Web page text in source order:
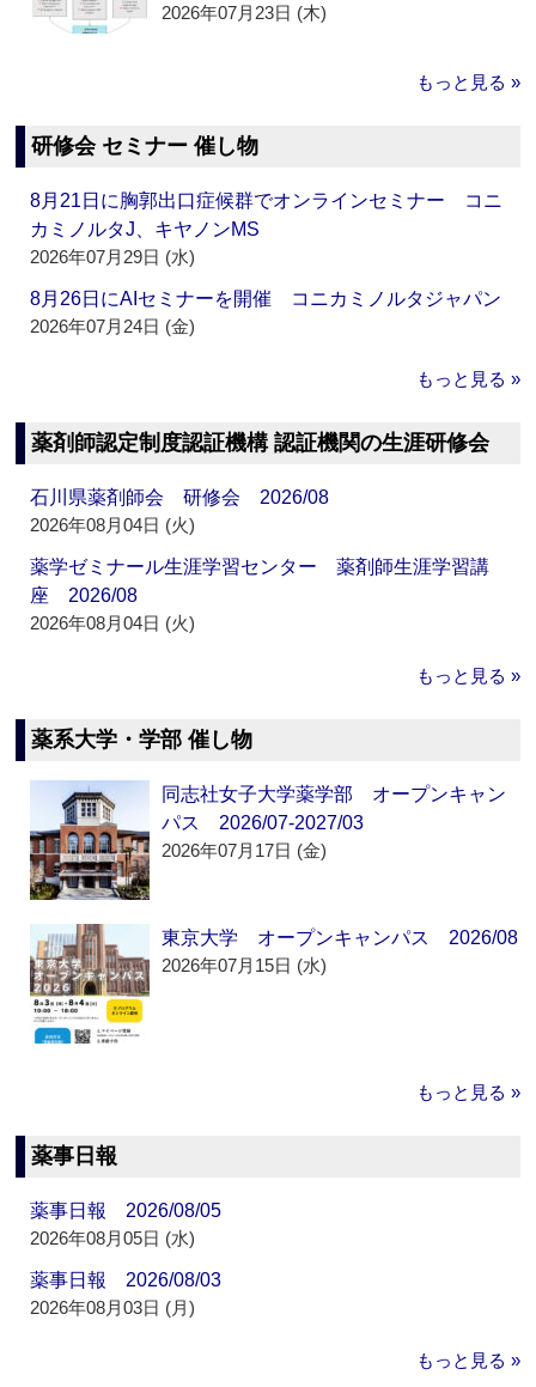
2026年07月23日 (木)
もっと見る »
研修会 セミナー 催し物
8月21日に胸郭出口症候群でオンラインセミナー コニ
カミノルタJ、キヤノンMS
2026年07月29日 (水)
8月26日にAIセミナーを開催 コニカミノルタジャパン
2026年07月24日 (金)
もっと見る »
薬剤師認定制度認証機構 認証機関の生涯研修会
石川県薬剤師会 研修会 2026/08
2026年08月04日 (火)
薬学ゼミナール生涯学習センター 薬剤師生涯学習講
座 2026/08
2026年08月04日 (火)
もっと見る »
薬系大学・学部 催し物
同志社女子大学薬学部 オープンキャン
パス 2026/07-2027/03
2026年07月17日 (金)
東京大学 オープンキャンパス 2026/08
2026年07月15日 (水)
もっと見る »
薬事日報
薬事日報 2026/08/05
2026年08月05日 (水)
薬事日報 2026/08/03
2026年08月03日 (月)
もっと見る »